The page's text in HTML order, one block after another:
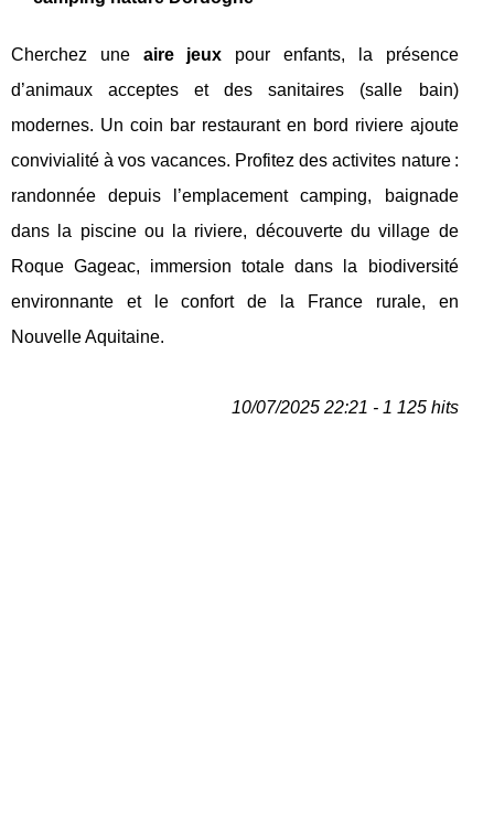
Cherchez une aire jeux pour enfants, la présence
d’animaux acceptes et des sanitaires (salle bain)
modernes. Un coin bar restaurant en bord riviere ajoute
convivialité à vos vacances. Profitez des activites nature :
randonnée depuis l’emplacement camping, baignade
dans la piscine ou la riviere, découverte du village de
Roque Gageac, immersion totale dans la biodiversité
environnante et le confort de la France rurale, en
Nouvelle Aquitaine.
10/07/2025 22:21 - 1 125 hits